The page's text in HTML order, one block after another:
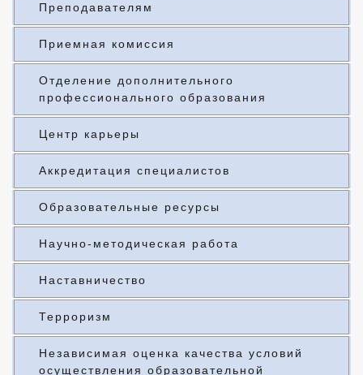
Преподавателям
Приемная комиссия
Отделение дополнительного
профессионального образования
Центр карьеры
Аккредитация специалистов
Образовательные ресурсы
Научно-методическая работа
Наставничество
Терроризм
Независимая оценка качества условий
осуществления образовательной